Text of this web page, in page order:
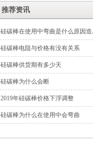
推荐资讯
硅碳棒在使用中弯曲是什么原因
硅碳棒电阻与价格有没有关系
硅碳棒供货期有多少天
硅碳棒为什么会断
2019年硅碳棒价格下浮调整
硅碳棒为什么在使用中会弯曲